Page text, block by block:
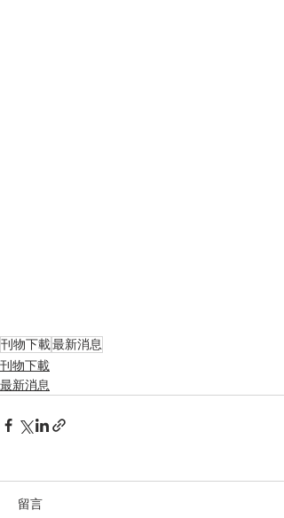
刊物下載最新消息
刊物下載
最新消息
留言